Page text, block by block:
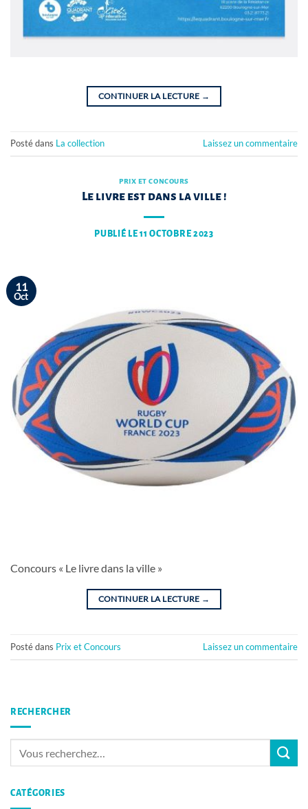
CONTINUER LA LECTURE →
Posté dans La collection Laissez un commentaire
PRIX ET CONCOURS
Le livre est dans la ville !
PUBLIÉ LE11 OCTOBRE 2023
11
Oct
Concours « Le livre dans la ville »
CONTINUER LA LECTURE →
Posté dans Prix et Concours Laissez un commentaire
RECHERCHER
CATÉGORIES